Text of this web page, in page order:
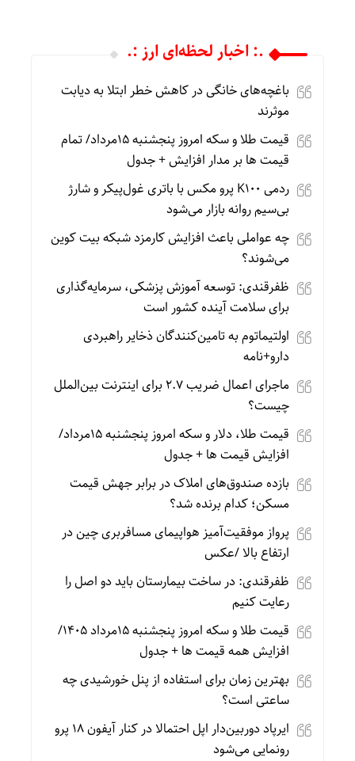
.: اخبار لحظه‌ای ارز :.
باغچه‌های خانگی در کاهش خطر ابتلا به دیابت
موثرند
قیمت طلا و سکه امروز پنجشنبه 15مرداد/ تمام
قیمت ها بر مدار افزایش + جدول
ردمی K100 پرو مکس با باتری غول‌پیکر و شارژ
بی‌سیم روانه بازار می‌شود
چه عواملی باعث افزایش کارمزد شبکه بیت کوین
می‌شوند؟
ظفرقندی: توسعه آموزش پزشکی، سرمایه‌گذاری
برای سلامت آینده کشور است
اولتیماتوم به تامین‌کنندگان ذخایر راهبردی
دارو+نامه
ماجرای اعمال ضریب ۲.۷ برای اینترنت بین‌الملل
چیست؟
قیمت طلا، دلار و سکه امروز پنجشنبه 15مرداد/
افزایش قیمت ها + جدول
بازده صندوق‌های املاک در برابر جهش قیمت
مسکن؛ کدام برنده شد؟
پرواز موفقیت‌آمیز هواپیمای مسافربری چین در
ارتفاع بالا /عکس
ظفرقندی: در ساخت بیمارستان باید دو اصل را
رعایت کنیم
قیمت طلا و سکه امروز پنجشنبه 15مرداد 1405/
افزایش همه قیمت ها + جدول
بهترین زمان برای استفاده از پنل خورشیدی چه
ساعتی است؟
ایرپاد دوربین‌دار اپل احتمالا در کنار آیفون ۱۸ پرو
رونمایی می‌شود